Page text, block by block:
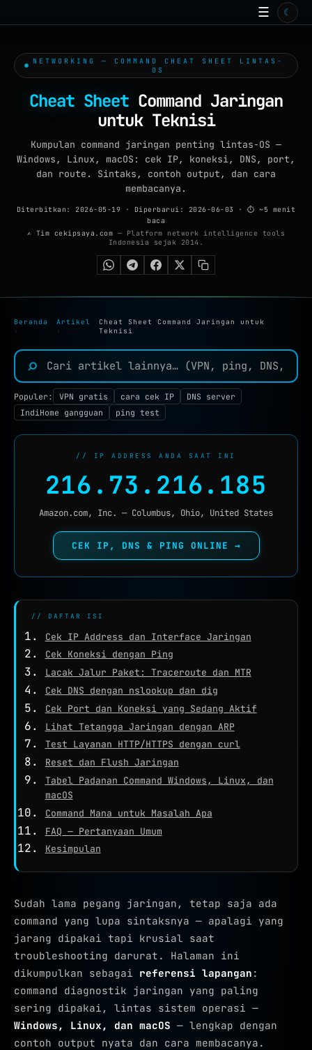
TOOLS ONLINE
GALERI
WALLPAPER
GAME
TOOLS JARINGAN :
IP LOOKUP
CEK IPV6 NEW
REVERSE IP
MAC LOOKUP
DNS TOOLS
DNS LOOKUP
DNS PROPAGATION
NETWORK TOOLS
PING TEST ★
TRACEROUTE
SPEED TEST
PORT CHECKER
CEK LOKASI NEW
INFO KONEKSI
SECURITY HEADERS
☰ ☾
NETWORKING — COMMAND CHEAT SHEET LINTAS-
OS
Cheat Sheet Command Jaringan
untuk Teknisi
Kumpulan command jaringan penting lintas-OS —
Windows, Linux, macOS: cek IP, koneksi, DNS, port,
dan route. Sintaks, contoh output, dan cara
membacanya.
Diterbitkan: 2026-05-19 · Diperbarui: 2026-06-03
· ⏱ ~5 menit
baca
✍ Tim cekipsaya.com — Platform network intelligence tools
Indonesia sejak 2014.
Beranda
›
Artikel
›
Cheat Sheet Command Jaringan untuk
Teknisi
⌕
Populer: VPN gratis cara cek IP
DNS server
IndiHome gangguan
ping test
// IP ADDRESS ANDA SAAT INI
216.73.216.185
Amazon.com, Inc. — Columbus, Ohio, United States
CEK IP, DNS & PING ONLINE →
// DAFTAR ISI
Cek IP Address dan Interface Jaringan
Cek Koneksi dengan Ping
Lacak Jalur Paket: Traceroute dan MTR
Cek DNS dengan nslookup dan dig
Cek Port dan Koneksi yang Sedang Aktif
Lihat Tetangga Jaringan dengan ARP
Test Layanan HTTP/HTTPS dengan curl
Reset dan Flush Jaringan
Tabel Padanan Command Windows, Linux, dan
macOS
Command Mana untuk Masalah Apa
FAQ — Pertanyaan Umum
Kesimpulan
Sudah lama pegang jaringan, tetap saja ada
command yang lupa sintaksnya — apalagi yang
jarang dipakai tapi krusial saat
troubleshooting darurat. Halaman ini
dikumpulkan sebagai referensi lapangan :
command diagnostik jaringan yang paling
sering dipakai, lintas sistem operasi —
Windows, Linux, dan macOS — lengkap dengan
contoh output nyata dan cara membacanya.